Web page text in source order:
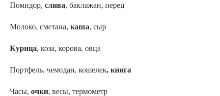
Помидор, слива, баклажан, перец
Молоко, сметана, каша, сыр
Курица, коза, корова, овца
Портфель, чемодан, кошелек, книга
Часы, очки, весы, термометр